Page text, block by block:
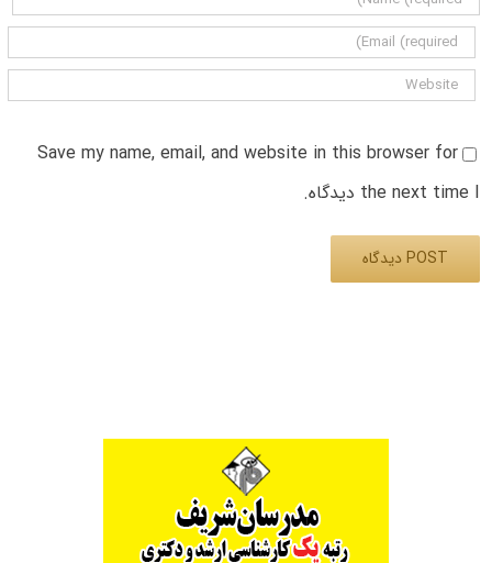
Save my name, email, and website in this browser for
the next time I دیدگاه.